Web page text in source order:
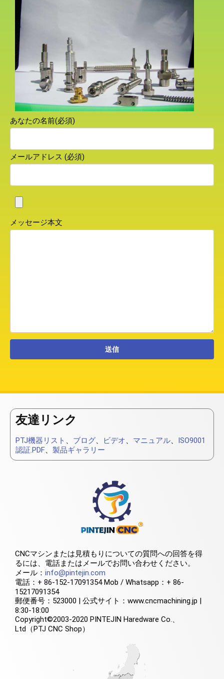
あなたの名前(必須)
メールアドレス (必須)
メッセージ本文
友達リンク
PTJ機器リスト 、 ブログ、 ビデオ、 マニュアル、 ISO9001
認証.PDF、 製品ギャラリー
CNCマシンまたは見積もりについての質問への回答を得
るには、電話またはメールでお問い合わせください。
メール： info@pintejin.com
電話：+ 86-152-17091354 Mob / Whatsapp：+ 86-
15217091354
郵便番号：523000 | 公式サイト：www.cncmachining.jp |
8:30-18:00
Copyright©2003-2020 PINTEJIN Haredware Co.、
Ltd（PTJ CNC Shop）